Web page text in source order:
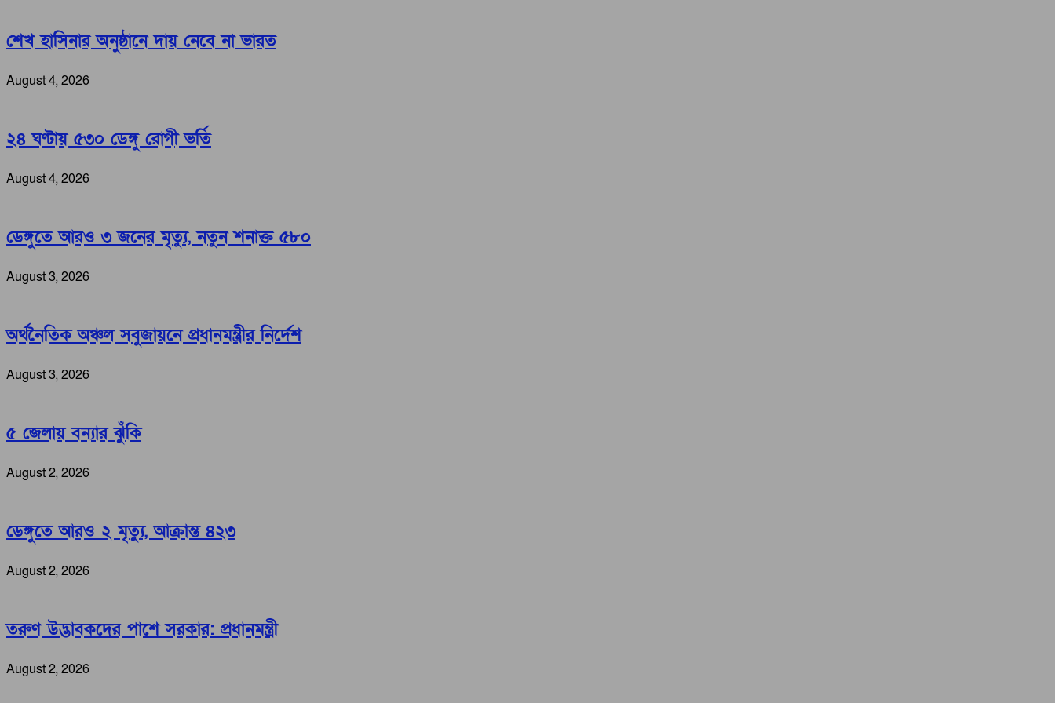
শেখ হাসিনার অনুষ্ঠানে দায় নেবে না ভারত
August 4, 2026
২৪ ঘণ্টায় ৫৩০ ডেঙ্গু রোগী ভর্তি
August 4, 2026
ডেঙ্গুতে আরও ৩ জনের মৃত্যু, নতুন শনাক্ত ৫৮০
August 3, 2026
অর্থনৈতিক অঞ্চল সবুজায়নে প্রধানমন্ত্রীর নির্দেশ
August 3, 2026
৫ জেলায় বন্যার ঝুঁকি
August 2, 2026
ডেঙ্গুতে আরও ২ মৃত্যু, আক্রান্ত ৪২৩
August 2, 2026
তরুণ উদ্ভাবকদের পাশে সরকার: প্রধানমন্ত্রী
August 2, 2026